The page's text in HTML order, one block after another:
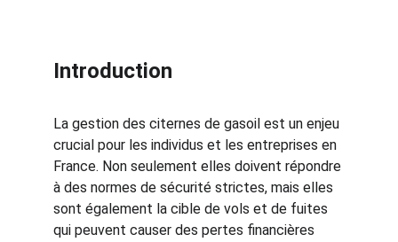
Introduction
La gestion des citernes de gasoil est un enjeu
crucial pour les individus et les entreprises en
France. Non seulement elles doivent répondre
à des normes de sécurité strictes, mais elles
sont également la cible de vols et de fuites
qui peuvent causer des pertes financières